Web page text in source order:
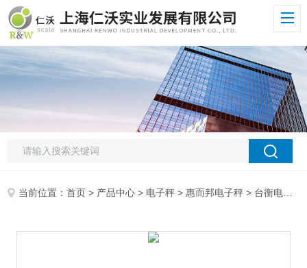
当前位置：首页 > 产品中心 > 电子秤 >惠而邦电子秤 > 台衡电子台秤台衡惠而邦ELW-600K电子台秤,600kg台衡电子台秤